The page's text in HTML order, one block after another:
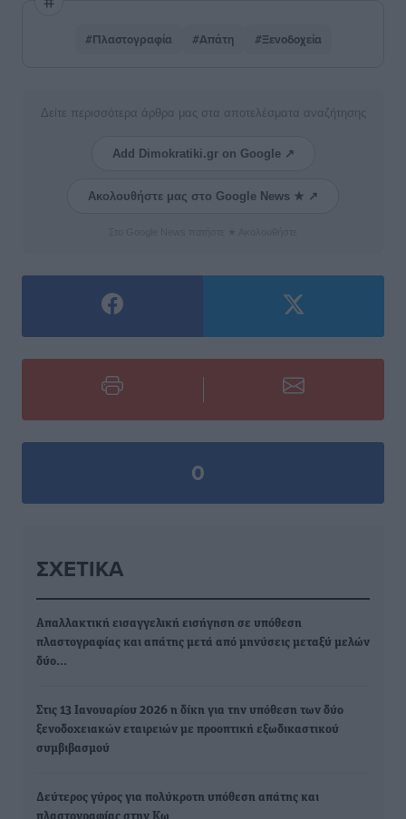
#Πλαστογραφία #Απάτη #Ξενοδοχεία
Δείτε περισσότερα άρθρα μας στα αποτελέσματα αναζήτησης
Add Dimokratiki.gr on Google ↗
Ακολουθήστε μας στο Google News ★ ↗
0
ΣΧΕΤΙΚΆ
Απαλλακτική εισαγγελική εισήγηση σε υπόθεση
πλαστογραφίας και απάτης μετά από μηνύσεις μεταξύ μελών
δύο…
Στις 13 Ιανουαρίου 2026 η δίκη για την υπόθεση των δύο
ξενοδοχειακών εταιρειών με προοπτική εξωδικαστικού
συμβιβασμού
Δεύτερος γύρος για πολύκροτη υπόθεση απάτης και